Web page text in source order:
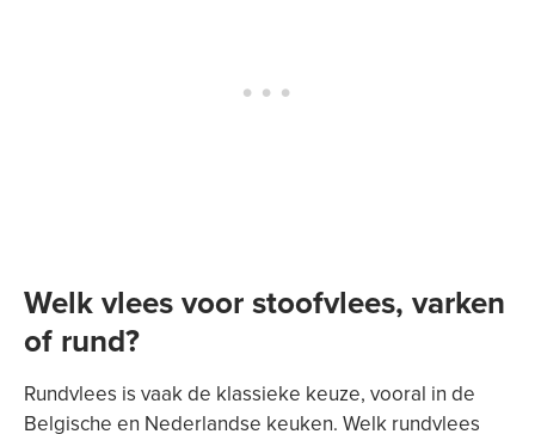
Welk vlees voor stoofvlees, varken
of rund?
Rundvlees is vaak de klassieke keuze, vooral in de
Belgische en Nederlandse keuken. Welk rundvlees